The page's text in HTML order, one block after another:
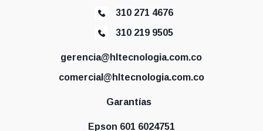
310 271 4676
310 219 9505
gerencia@hltecnologia.com.co
comercial@hltecnologia.com.co
Garantías
Epson 601 6024751